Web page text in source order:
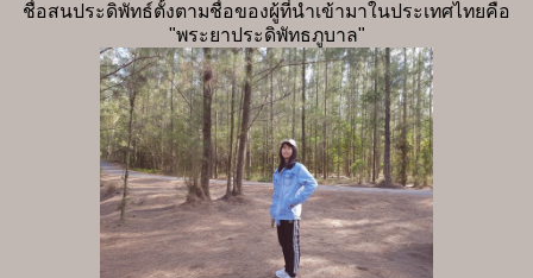
ชื่อสนประดิพัทธ์ตั้งตามชื่อของผู้ที่นำเข้ามาในประเทศไทยคือ
"พระยาประดิพัทธภูบาล"